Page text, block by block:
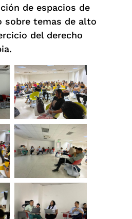
de espacios de
sobre temas de alto
del derecho